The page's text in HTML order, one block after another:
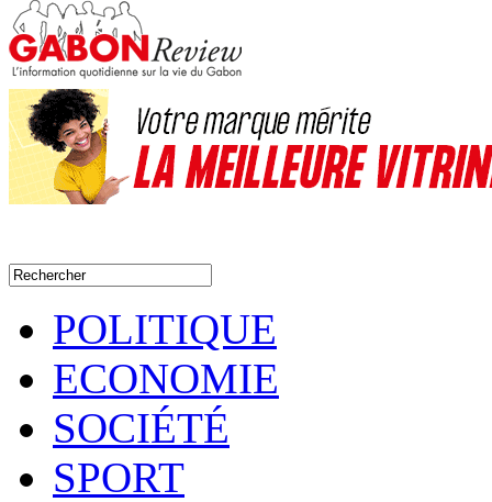
POLITIQUE
ECONOMIE
SOCIÉTÉ
SPORT